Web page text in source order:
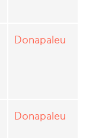
Donapaleu
Donapaleu